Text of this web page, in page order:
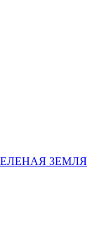
ЗЕЛЕНАЯ ЗЕМЛЯ